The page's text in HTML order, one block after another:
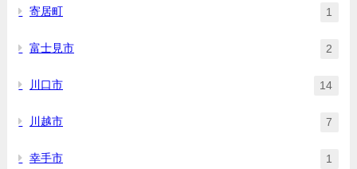
寄居町 1
富士見市 2
川口市 14
川越市 7
幸手市 1